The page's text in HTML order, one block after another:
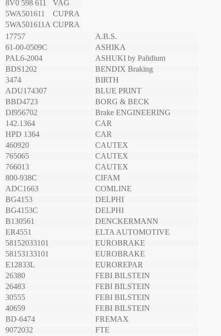
8V0 598 611
VAG
5WA501611
CUPRA
5WA501611A CUPRA
17757
A.B.S.
61-00-0509C
ASHIKA
PAL6-2004
ASHUKI by Palidium
BDS1202
BENDIX Braking
3474
BIRTH
ADU174307
BLUE PRINT
BBD4723
BORG & BECK
DI956702
Brake ENGINEERING
142.1364
CAR
HPD 1364
CAR
460920
CAUTEX
765065
CAUTEX
766013
CAUTEX
800-938C
CIFAM
ADC1663
COMLINE
BG4153
DELPHI
BG4153C
DELPHI
B130561
DENCKERMANN
ER4551
ELTA AUTOMOTIVE
58152033101
EUROBRAKE
58153133101
EUROBRAKE
E12833L
EUROREPAR
26380
FEBI BILSTEIN
26483
FEBI BILSTEIN
30555
FEBI BILSTEIN
40659
FEBI BILSTEIN
BD-6474
FREMAX
9072032
FTE